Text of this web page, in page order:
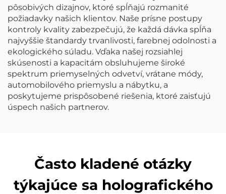
pôsobivých dizajnov, ktoré spĺňajú rozmanité
požiadavky našich klientov. Naše prísne postupy
kontroly kvality zabezpečujú, že každá dávka spĺňa
najvyššie štandardy trvanlivosti, farebnej odolnosti a
ekologického súladu. Vďaka našej rozsiahlej
skúsenosti a kapacitám obsluhujeme široké
spektrum priemyselných odvetví, vrátane módy,
automobilového priemyslu a nábytku, a
poskytujeme prispôsobené riešenia, ktoré zaisťujú
úspech našich partnerov.
Často kladené otázky
týkajúce sa holografického